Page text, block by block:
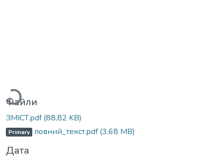
Файли
ЗМІСТ.pdf(88,82 KB)
Primary повний_текст.pdf(3,68 MB)
Дата